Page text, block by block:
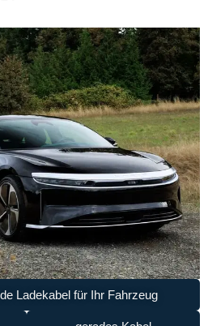
Ladekabel für Ihr Fahrzeug